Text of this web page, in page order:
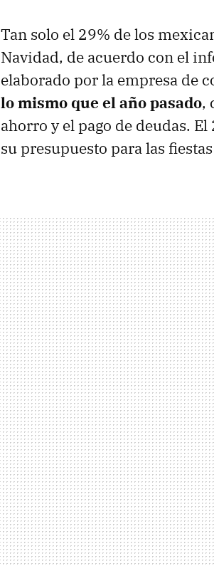
Tan solo el 29% de los
Navidad, de acuerdo con el
elaborado por la empresa de
lo mismo que el año pasado,
ahorro y el pago de deudas.
su presupuesto para las